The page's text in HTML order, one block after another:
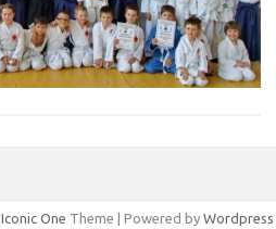
Iconic One Theme | Powered by Wordpress